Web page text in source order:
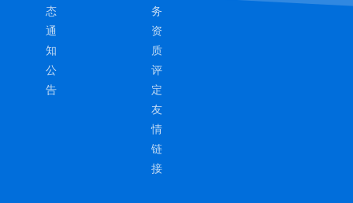
态
通
知
公
告
务
资
质
评
定
友
情
链
接